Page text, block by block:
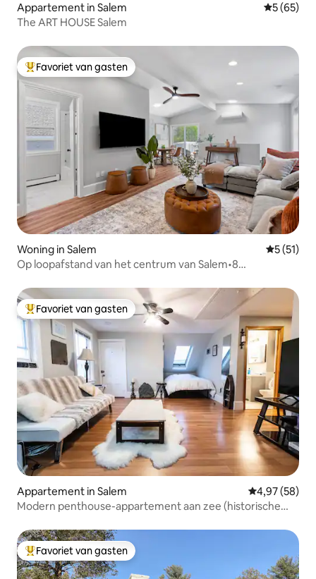
Appartement in Salem
5 (65)
The ART HOUSE Salem
Topfavoriet van gasten
Favoriet van gasten
Woning in Salem
5 (51)
Op loopafstand van het centrum van Salem•8
Topfavoriet van gasten
Favoriet van gasten
Appartement in Salem Gemiddelde
4,97 (58)
Modern penthouse-appartement aan zee (historische
Topfavoriet van gasten
Favoriet van gasten